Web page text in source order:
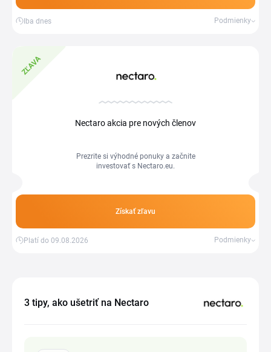
Iba dnes Podmienky
ZĽAVA
Nectaro akcia pre nových členov
Prezrite si výhodné ponuky a začnite
investovať s Nectaro.eu.
Získať zľavu
Platí do 09.08.2026 Podmienky
3 tipy, ako ušetriť na Nectaro